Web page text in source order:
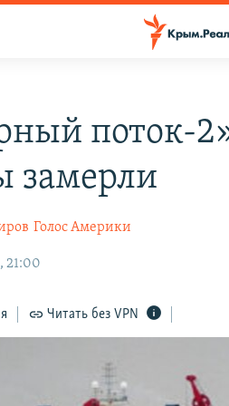
поток-
замерли
Голос Америки
21:00
Читать без VPN